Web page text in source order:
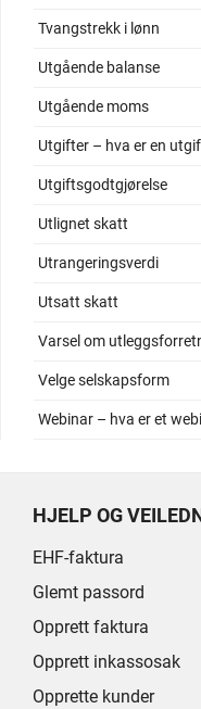
Tvangstrekk i lønn
Utgående balanse
Utgående moms
Utgifter – hva er en
Utgiftsgodtgjørelse
Utlignet skatt
Utrangeringsverdi
Utsatt skatt
Varsel om
Velge selskapsform
Webinar – hva er et
HJELP OG
EHF-faktura
Glemt passord
Opprett faktura
Opprett inkassosak
Opprette kunder